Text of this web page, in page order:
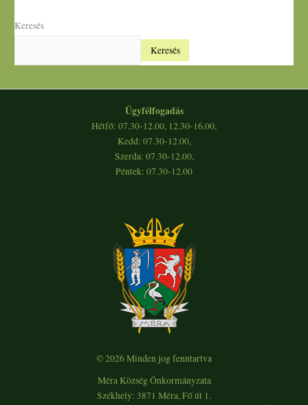
Keresés
Keresés
Ügyfélfogadás
Hétfő: 07.30-12.00, 12.30-16.00,
Kedd: 07.30-12.00,
Szerda: 07.30-12.00,
Péntek: 07.30-12.00
© 2026 Minden jog fenntartva
Méra Község Önkormányzata
Székhely: 3871 Méra, Fő út 1.